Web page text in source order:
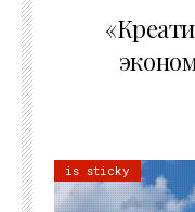
is sticky